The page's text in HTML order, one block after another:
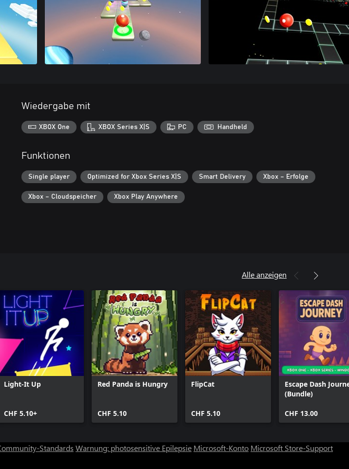
Wiedergabe mit
XBOX One XBOX Series X|S PC Handheld
Funktionen
Single player Optimized for Xbox Series X|S Smart Delivery Xbox – Erfolge
Xbox – Cloudspeicher Xbox Play Anywhere
Alle anzeigen
Light-It Up
CHF 5.10+
Red Panda is Hungry
CHF 5.10
FlipCat
CHF 5.10
Escape Dash
(Bundle)
CHF 13.00
Standards Warnung: photosensitive Epilepsie Microsoft-Konto Microsoft Store-Support